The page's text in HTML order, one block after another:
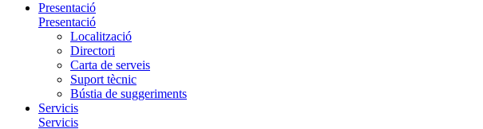
Presentació
Presentació
Localització
Directori
Carta de serveis
Suport tècnic
Bústia de suggeriments
Servicis
Servicis